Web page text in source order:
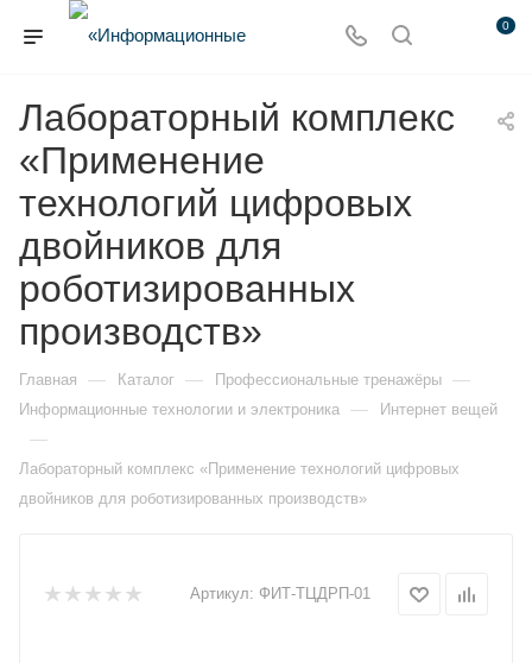
0
Лабораторный комплекс
«Применение
технологий цифровых
двойников для
роботизированных
производств»
Главная — Каталог — Профессиональные тренажёры —
Информационные технологии и электроника — Интернет вещей
—
Лабораторный комплекс «Применение технологий цифровых
двойников для роботизированных производств»
Артикул: ФИТ-ТЦДРП-01